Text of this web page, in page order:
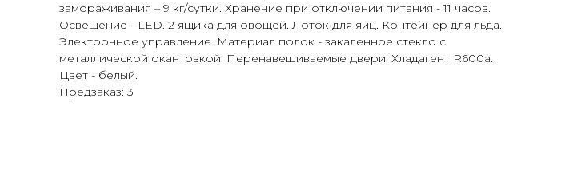
замораживания – 9 кг/сутки. Хранение при отключении питания - 11 часов.
Освещение - LED. 2 ящика для овощей. Лоток для яиц. Контейнер для льда.
Электронное управление. Материал полок - закаленное стекло с
металлической окантовкой. Перенавешиваемые двери. Хладагент R600a.
Цвет - белый.
Предзаказ: 3